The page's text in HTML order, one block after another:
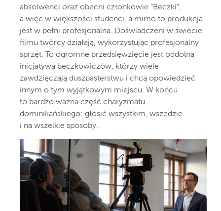
absolwenci oraz obecni członkowie “Beczki”,
a więc w większości studenci, a mimo to produkcja
jest w pełni profesjonalna. Doświadczeni w świecie
filmu twórcy działają, wykorzystując profesjonalny
sprzęt. To ogromne przedsięwzięcie jest oddolną
inicjatywą beczkowiczów, którzy wiele
zawdzięczają duszpasterstwu i chcą opowiedzieć
innym o tym wyjątkowym miejscu. W końcu
to bardzo ważna część charyzmatu
dominikańskiego: głosić wszystkim, wszędzie
i na wszelkie sposoby.